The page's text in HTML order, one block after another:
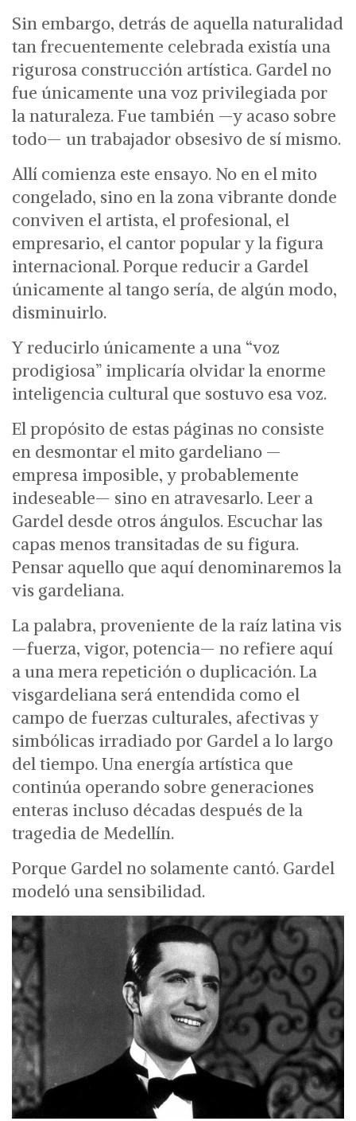
Sin embargo, detrás de aquella naturalidad
tan frecuentemente celebrada existía una
rigurosa construcción artística. Gardel no
fue únicamente una voz privilegiada por
la naturaleza. Fue también —y acaso sobre
todo— un trabajador obsesivo de sí mismo.
Allí comienza este ensayo. No en el mito
congelado, sino en la zona vibrante donde
conviven el artista, el profesional, el
empresario, el cantor popular y la figura
internacional.Porque reducir a Gardel
únicamente al tango sería, de algún modo,
disminuirlo.
Y reducirlo únicamente a una “voz
prodigiosa” implicaría olvidar la enorme
inteligencia cultural que sostuvo esa voz.
El propósito de estas páginas no consiste
en desmontar el mito gardeliano —
empresa imposible, y probablemente
indeseable— sino en atravesarlo. Leer a
Gardel desde otros ángulos. Escuchar las
capas menos transitadas de su figura.
Pensar aquello que aquí denominaremos la
vis gardeliana.
La palabra, proveniente de la raíz latina vis
—fuerza, vigor, potencia— no refiere aquí
a una mera repetición o duplicación. La
visgardeliana será entendida como el
campo de fuerzas culturales, afectivas y
simbólicas irradiado por Gardel a lo largo
del tiempo. Una energía artística que
continúa operando sobre generaciones
enteras incluso décadas después de la
tragedia de Medellín.
Porque Gardel no solamente cantó. Gardel
modeló una sensibilidad.